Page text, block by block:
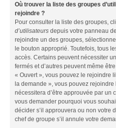
Où trouver la liste des groupes
rejoindre ?
Pour consulter la liste des groupes,
d’utilisateurs depuis votre panneau
rejoindre un des groupes,
le bouton approprié. Toutefois, tous
accès. Certains peuvent nécessiter
fermés et d’autres peuvent même
« Ouvert », vous pouvez le rejoindre
la demande », vous pouvez
nécessitera d’être approuvée par un
vous demander pourquoi vous
décider s’il approuvera ou non votre
chef de groupe s’il annule votre